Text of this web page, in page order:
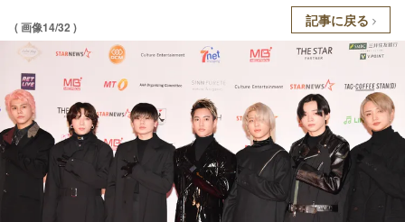
( 画像14/32 ) 記事に戻る